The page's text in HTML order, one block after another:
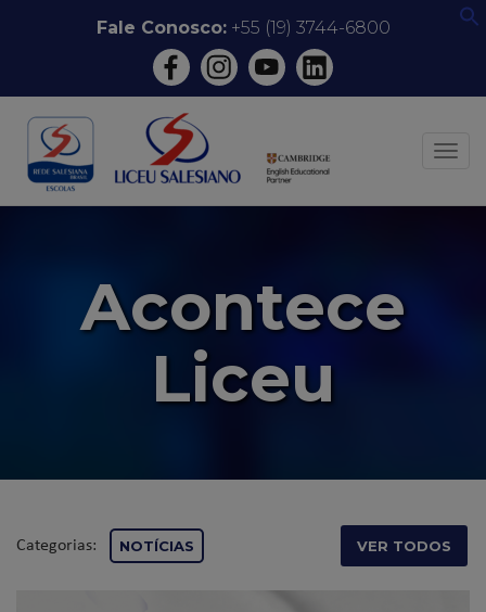
conteúdo
Fale Conosco:+55 (19) 3744-6800
Acontece
Liceu
Categorias: NOTÍCIAS VER TODOS